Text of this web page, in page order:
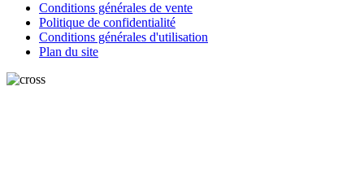
Conditions générales de vente
Politique de confidentialité
Conditions générales d'utilisation
Plan du site